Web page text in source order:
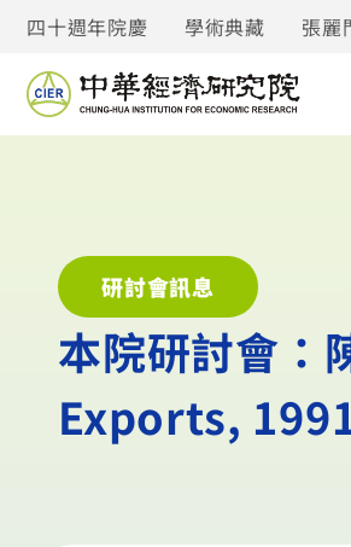
四十週年院慶 學術典藏 張麗
研討會訊息
本院研討會
Exports,